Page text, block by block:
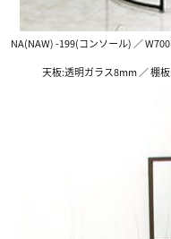
NA(NAW) -199(コンソール) ／
天板:透明ガラス8mm ／ 棚